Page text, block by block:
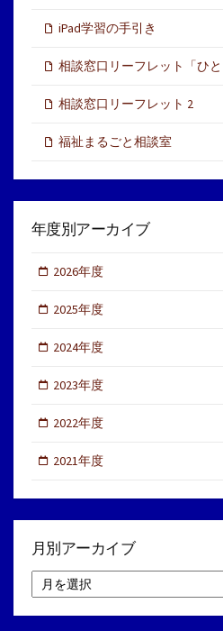
iPad学習の手引き
相談窓口リーフレット「ひ
相談窓口リーフレット 2
福祉まるごと相談室
年度別アーカイブ
2026年度
2025年度
2024年度
2023年度
2022年度
2021年度
月別アーカイブ
別
ア